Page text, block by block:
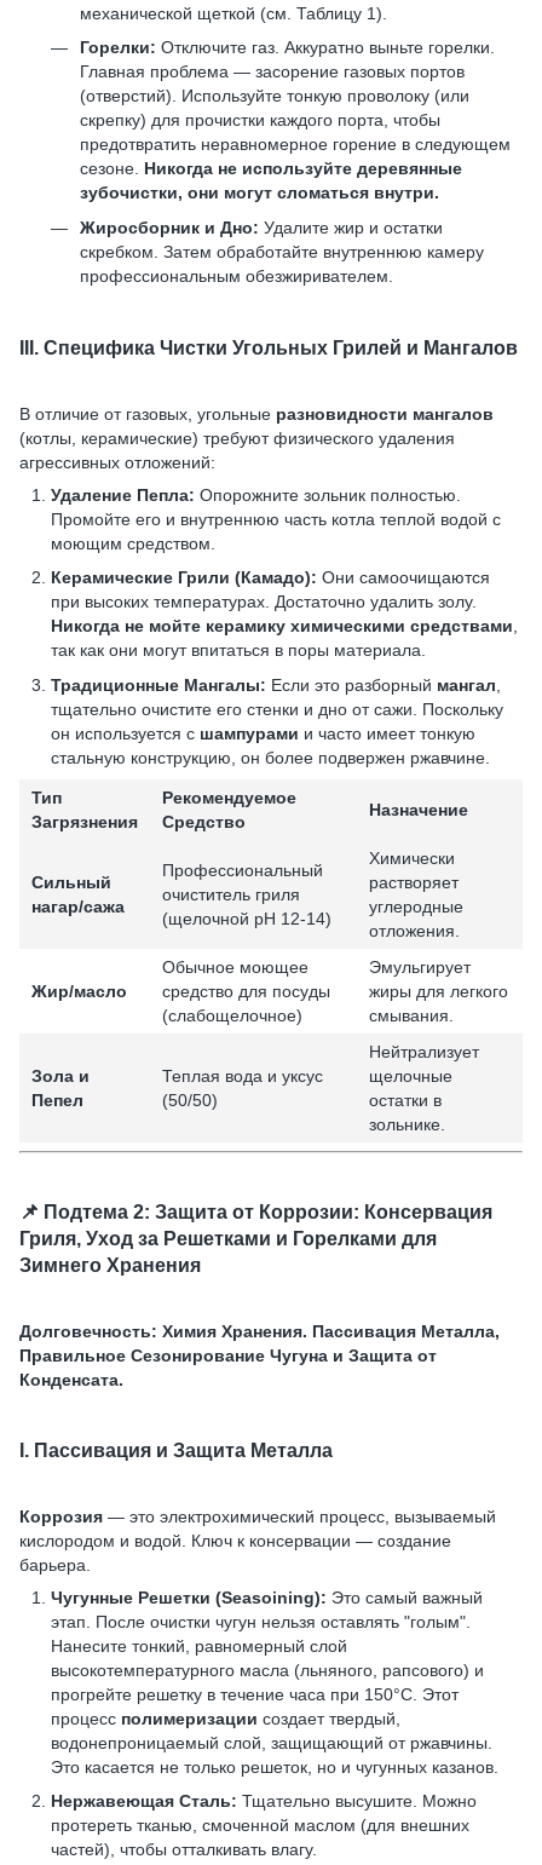
механической щеткой (см. Таблицу 1).
Горелки: Отключите газ. Аккуратно выньте горелки.
Главная проблема — засорение газовых портов
(отверстий). Используйте тонкую проволоку (или
скрепку) для прочистки каждого порта, чтобы
предотвратить неравномерное горение в следующем
сезоне. Никогда не используйте деревянные
зубочистки, они могут сломаться внутри.
Жиросборник и Дно: Удалите жир и остатки
скребком. Затем обработайте внутреннюю камеру
профессиональным обезжиривателем.
III. Специфика Чистки Угольных Грилей и Мангалов
В отличие от газовых, угольные разновидности мангалов
(котлы, керамические) требуют физического удаления
агрессивных отложений:
Удаление Пепла: Опорожните зольник полностью.
Промойте его и внутреннюю часть котла теплой водой с
моющим средством.
Керамические Грили (Камадо): Они самоочищаются
при высоких температурах. Достаточно удалить золу.
Никогда не мойте керамику химическими средствами,
так как они могут впитаться в поры материала.
Традиционные Мангалы: Если это разборный мангал
тщательно очистите его стенки и дно от сажи. Поскольку
он используется с шампурами и часто имеет тонкую
стальную конструкцию, он более подвержен ржавчине.
Тип
Загрязнения
Рекомендуемое
Средство
Назначение
Сильный
нагар/сажа
Профессиональный
очиститель гриля
(щелочной pH 12-14)
Химически
растворяет
углеродные
отложения.
Жир/масло
Обычное моющее
средство для посуды
(слабощелочное)
Эмульгирует
жиры для легкого
смывания.
Зола и
Пепел
Теплая вода и уксус
(50/50)
Нейтрализует
щелочные
остатки в
зольнике.
📌 Подтема 2: Защита от Коррозии: Консервация
Гриля, Уход за Решетками и Горелками для
Зимнего Хранения
Долговечность: Химия Хранения. Пассивация Металла,
Правильное Сезонирование Чугуна и Защита от
Конденсата.
I. Пассивация и Защита Металла
Коррозия — это электрохимический процесс, вызываемый
кислородом и водой. Ключ к консервации — создание
барьера.
Чугунные Решетки (Seasoining): Это самый важный
этап. После очистки чугун нельзя оставлять "голым".
Нанесите тонкий, равномерный слой
высокотемпературного масла (льняного, рапсового) и
прогрейте решетку в течение часа при 150°C. Этот
процесс полимеризации создает твердый,
водонепроницаемый слой, защищающий от ржавчины.
Это касается не только решеток, но и чугунных казанов.
Нержавеющая Сталь: Тщательно высушите. Можно
протереть тканью, смоченной маслом (для внешних
частей), чтобы отталкивать влагу.